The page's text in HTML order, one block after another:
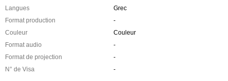
Langues
Grec
Format production
-
Couleur
Couleur
Format audio
-
Format de projection
-
N° de Visa
-